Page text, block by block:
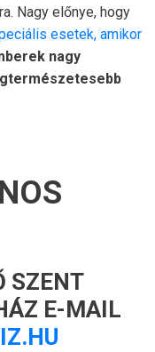
Nagy előnye, hogy
esetek, amikor
nagy
SZENT
E-MAIL